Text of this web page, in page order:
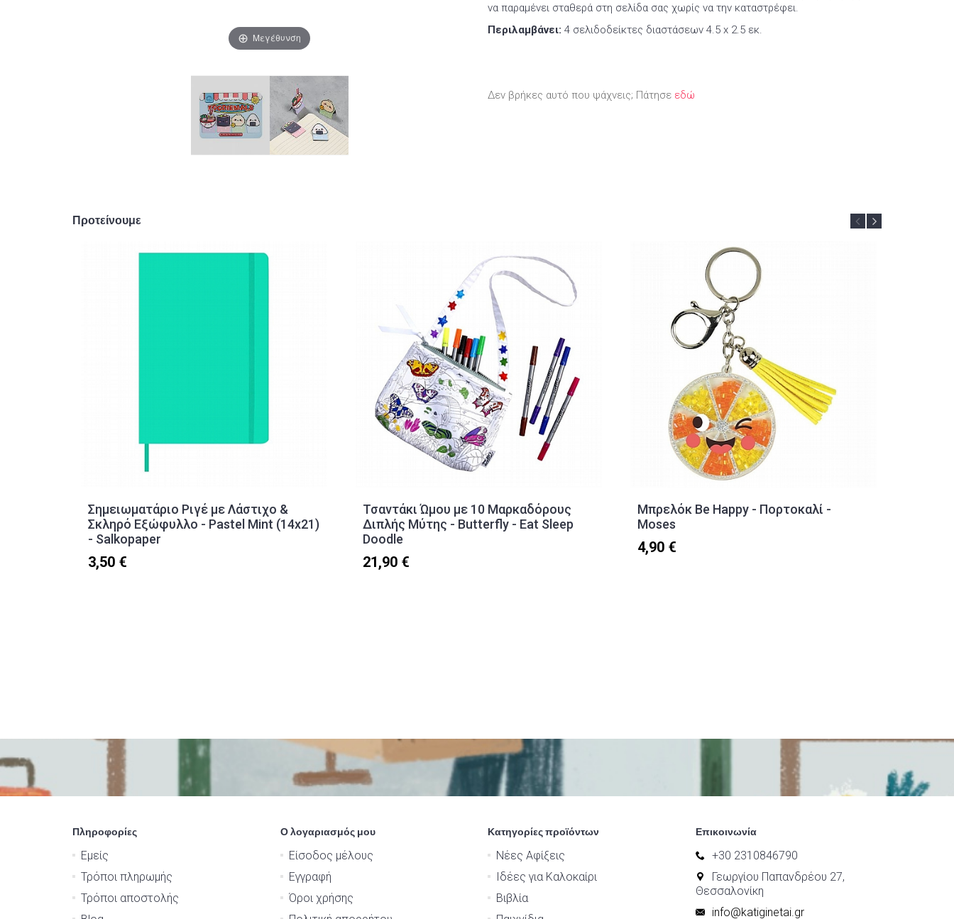
Μεγέθυνση
να παραμένει σταθερά στη σελίδα σας χωρίς να την καταστρέφει.
Περιλαμβάνει: 4 σελιδοδείκτες διαστάσεων 4.5 x 2.5 εκ.
Δεν βρήκες αυτό που ψάχνεις; Πάτησε εδώ
Προτείνουμε
Σημειωματάριο Ριγέ με Λάστιχο &
Σκληρό Εξώφυλλο - Pastel Mint (14x21)
- Salkopaper
3,50 €
Τσαντάκι Ώμου με 10 Μαρκαδόρους
Διπλής Μύτης - Butterfly - Eat Sleep
Doodle
21,90 €
Μπρελόκ Be Happy - Πορτοκαλί -
Moses
4,90 €
Πληροφορίες
Εμείς
Τρόποι πληρωμής
Τρόποι αποστολής
Ο λογαριασμός μου
Είσοδος μέλους
Εγγραφή
Όροι χρήσης
Κατηγορίες προϊόντων
Νέες Αφίξεις
Ιδέες για Καλοκαίρι
Βιβλία
Επικοινωνία
+30 2310846790
Γεωργίου Παπανδρέου 27,
Θεσσαλονίκη
info@katiginetai.gr